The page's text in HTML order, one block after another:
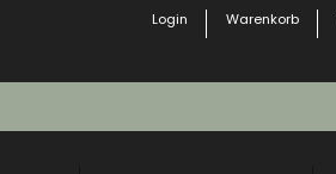
Login Warenkorb